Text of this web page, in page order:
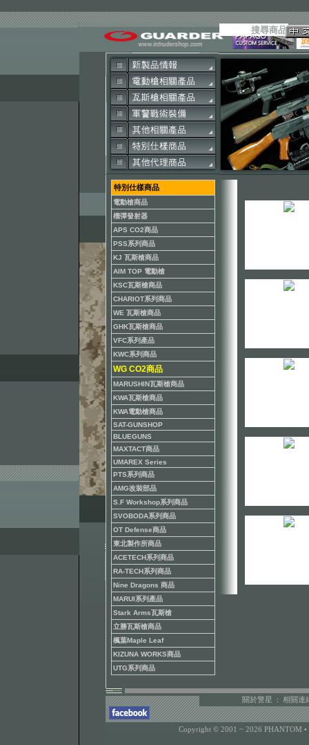
特別仕樣商品
電動槍商品
榴彈發射器
APS CO2商品
PSS系列商品
KJ 瓦斯槍商品
AIM TOP 電動槍
KSC瓦斯槍商品
CHARIOT系列商品
WE 瓦斯槍商品
GHK瓦斯槍商品
VFC系列產品
KWC系列商品
WG CO2商品
MARUSHIN瓦斯槍商品
KWA瓦斯槍商品
KWA電動槍商品
SAT-GUNSHOP
BLUEGUNS
MAXTACT商品
UMAREX Series
PTS系列商品
AMG改裝部品
S.F Workshop系列商品
SVOBODA系列商品
OT Defense商品
東北製作所商品
ACETECH系列商品
RA-TECH系列商品
Nine Dragons 商品
MARUI系列產品
Stark Arms瓦斯槍
立勝瓦斯槍商品
楓葉Maple Leaf
KIZUNA WORKS商品
UTG系列商品
關於警星 : 相關連
Copyright © 2001 ~ 2026 PHANTOM •